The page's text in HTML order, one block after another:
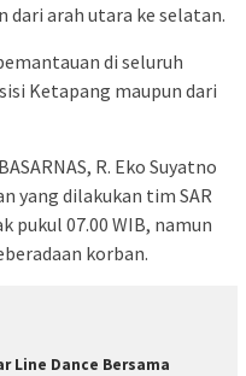
dari arah utara ke selatan.
di seluruh
Ketapang maupun dari
R. Eko Suyatno
yang dilakukan tim SAR
pukul 07.00 WIB, namun
korban.
Line Dance Bersama